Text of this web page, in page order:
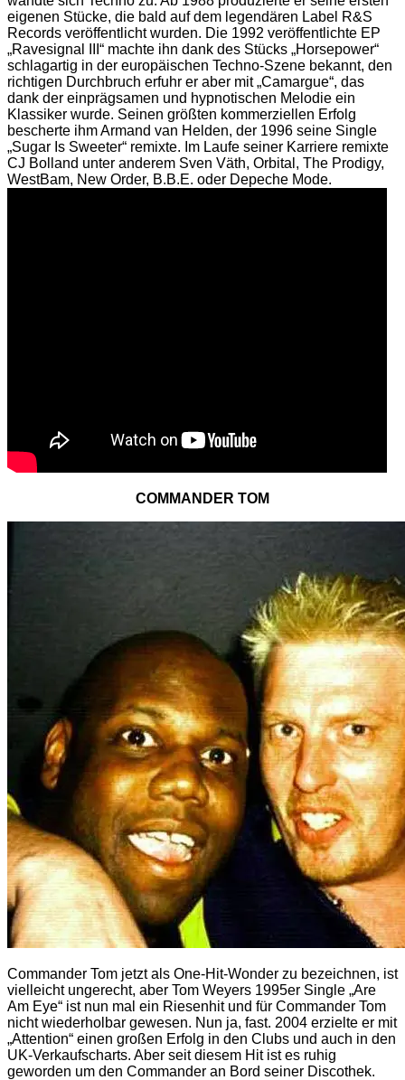
eigenen Stücke, die bald auf dem legendären Label R&S
Records veröffentlicht wurden. Die 1992 veröffentlichte EP
„Ravesignal III“ machte ihn dank des Stücks „Horsepower“
schlagartig in der europäischen Techno-Szene bekannt, den
richtigen Durchbruch erfuhr er aber mit „Camargue“, das
dank der einprägsamen und hypnotischen Melodie ein
Klassiker wurde. Seinen größten kommerziellen Erfolg
bescherte ihm Armand van Helden, der 1996 seine Single
„Sugar Is Sweeter“ remixte. Im Laufe seiner Karriere remixte
CJ Bolland unter anderem Sven Väth, Orbital, The Prodigy,
WestBam, New Order, B.B.E. oder Depeche Mode.
COMMANDER TOM
Commander Tom jetzt als One-Hit-Wonder zu bezeichnen, ist
vielleicht ungerecht, aber Tom Weyers 1995er Single „Are
Am Eye“ ist nun mal ein Riesenhit und für Commander Tom
nicht wiederholbar gewesen. Nun ja, fast. 2004 erzielte er mit
„Attention“ einen großen Erfolg in den Clubs und auch in den
UK-Verkaufscharts. Aber seit diesem Hit ist es ruhig
geworden um den Commander an Bord seiner Discothek.